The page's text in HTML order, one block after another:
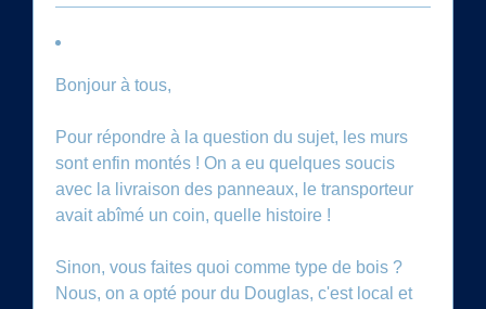
Bonjour à tous,
Pour répondre à la question du sujet, les murs
sont enfin montés ! On a eu quelques soucis
avec la livraison des panneaux, le transporteur
avait abîmé un coin, quelle histoire !
Sinon, vous faites quoi comme type de bois ?
Nous, on a opté pour du Douglas, c'est local et